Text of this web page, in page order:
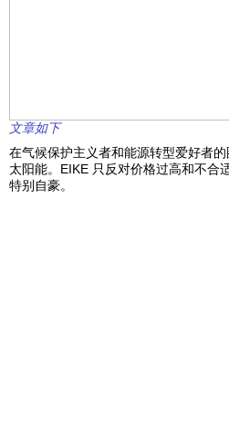
文章如下
在气候保护主义者和能源转型爱好者
太阳能。EIKE 只反对价格过高和不合
特别自豪。